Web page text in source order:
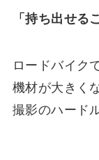
「持ち出せる
ロードバイク
機材が大きく
撮影のハード